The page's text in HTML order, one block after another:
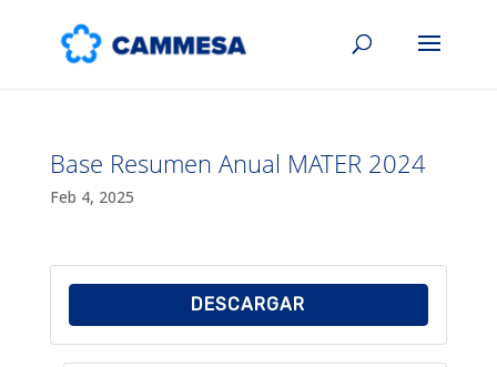
Base Resumen Anual MATER 2024
Feb 4, 2025
DESCARGAR